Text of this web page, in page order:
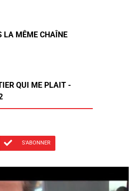
LA MÊME CHAÎNE
QUI ME PLAIT -
S'ABONNER